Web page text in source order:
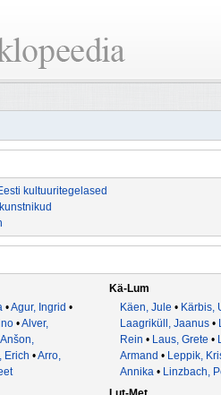
kultuuritegelased
•Agur, Ingrid •
•Alver,
Anšon,
Erich •Arro,
Kä-Lum
Käen, Jule • Kärbis,
Laagriküll, Jaanus •
Rein • Laus, Grete •
Armand • Leppik,
Annika • Linzbach,